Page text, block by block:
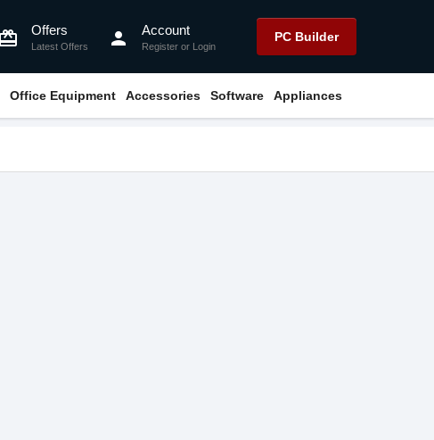
card_giftcard Offers
Latest Offers person Account
Register or Login
PC Builder
Office Equipment Accessories Software Appliances